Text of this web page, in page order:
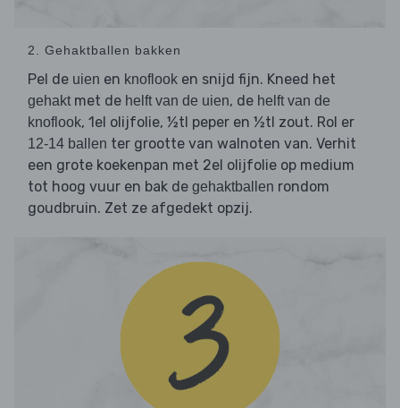
2. Gehaktballen bakken
Pel de uien en knoflook en snijd fijn. Kneed het
gehaktmet de helft van de uien, de helft van de
knoflook, 1el olijfolie, ½tl peper en ½tl zout. Rol er
12-14 ballen ter grootte van walnoten van. Verhit
een grote koekenpan met 2el olijfolie op medium
tot hoog vuur en bak de gehaktballen rondom
goudbruin. Zet ze afgedekt opzij.